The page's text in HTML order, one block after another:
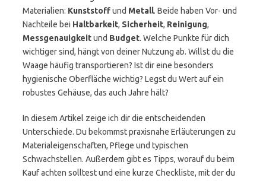
Materialien: Kunststoffund Metall. Beide haben Vor- und
Nachteile bei Haltbarkeit, Sicherheit, Reinigung,
Messgenauigkeitund Budget. Welche Punkte für dich
wichtiger sind, hängt von deiner Nutzung ab. Willst du die
Waage häufig transportieren? Ist dir eine besonders
hygienische Oberfläche wichtig? Legst du Wert auf ein
robustes Gehäuse, das auch Jahre hält?
In diesem Artikel zeige ich dir die entscheidenden
Unterschiede. Du bekommst praxisnahe Erläuterungen zu
Materialeigenschaften, Pflege und typischen
Schwachstellen. Außerdem gibt es Tipps, worauf du beim
Kauf achten solltest und eine kurze Checkliste, mit der du